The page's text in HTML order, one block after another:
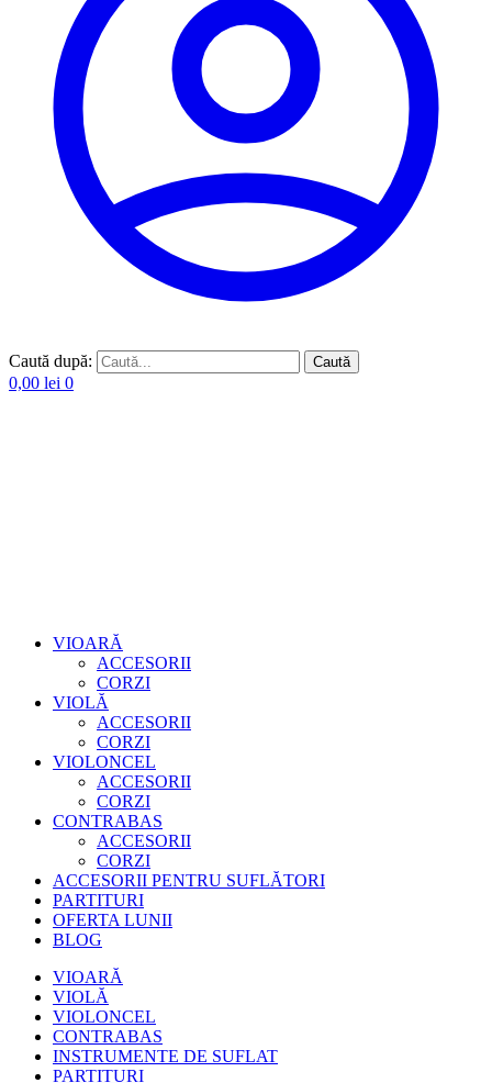
Caută după: Caută
0,00 lei 0
VIOARĂ
ACCESORII
CORZI
VIOLĂ
ACCESORII
CORZI
VIOLONCEL
ACCESORII
CORZI
CONTRABAS
ACCESORII
CORZI
ACCESORII PENTRU SUFLĂTORI
PARTITURI
OFERTA LUNII
BLOG
VIOARĂ
VIOLĂ
VIOLONCEL
CONTRABAS
INSTRUMENTE DE SUFLAT
PARTITURI